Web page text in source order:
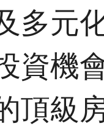
多元
資機
頂級